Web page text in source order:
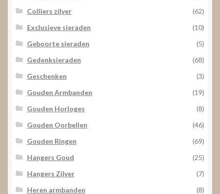
Colliers zilver
(62)
Exclusieve sieraden
(10)
Geboorte sieraden
(5)
Gedenksieraden
(68)
Geschenken
(3)
Gouden Armbanden
(19)
Gouden Horloges
(8)
Gouden Oorbellen
(46)
Gouden Ringen
(69)
Hangers Goud
(25)
Hangers Zilver
(7)
Heren armbanden
(8)